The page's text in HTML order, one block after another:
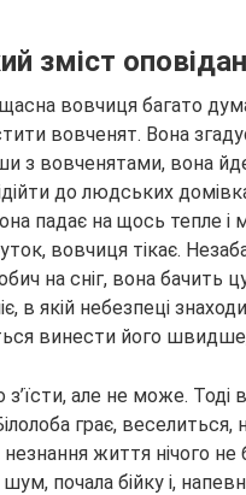
зміст
вовчиця багато
вовченят. Вона
з вовченятами, вона
до людських
падає на щось тепле і
вовчиця тікає.
на сніг, вона бачить
в якій небезпеці
винести його швидше,
з’їсти, але не може.
грає,
незнання життя нічого
почала бійку і,